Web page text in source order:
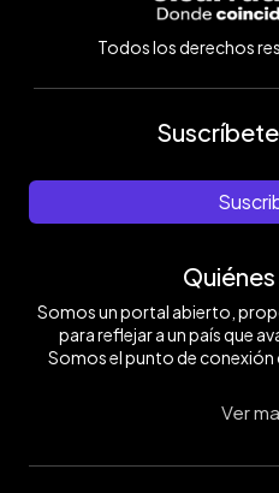
Todos los derechos
Somos un portal abierto,
para reflejar a un país que
Somos el punto de conexión
Ver